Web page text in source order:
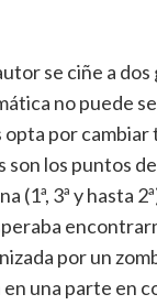
se ciñe a
no puede
opta por cambiar
son los puntos
(1ª, 3ª y hasta
por un
una parte en